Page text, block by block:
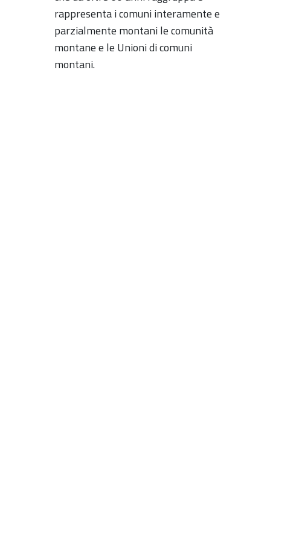
rappresenta i comuni interamente e
parzialmente montani le comunità
montane e le Unioni di comuni
montani.